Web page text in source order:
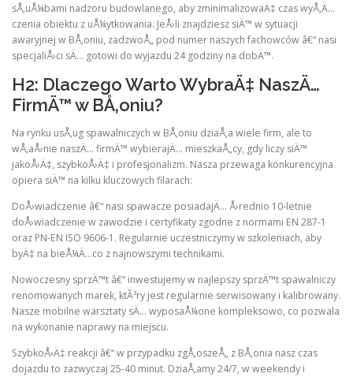
sÅ‚uÅ¼bami nadzoru budowlanego, aby zminimalizowaÄ‡ czas wyÅ‚Ä…
czenia obiektu z uÅ¼ytkowania. JeÅ›li znajdziesz siÄ™ w sytuacji
awaryjnej w BÅ‚oniu, zadzwoÅ„ pod numer naszych fachowców â€“ nasi
specjaliÅ›ci sÄ… gotowi do wyjazdu 24 godziny na dobÄ™.
H2: Dlaczego Warto WybraÄ‡ NaszÄ…
FirmÄ™ w BÅ‚oniu?
Na rynku usÅ‚ug spawalniczych w BÅ‚oniu dziaÅ‚a wiele firm, ale to
wÅ‚aÅ›nie naszÄ… firmÄ™ wybierajÄ… mieszkaÅ„cy, gdy liczy siÄ™
jakoÅ›Ä‡, szybkoÅ›Ä‡ i profesjonalizm. Nasza przewaga konkurencyjna
opiera siÄ™ na kilku kluczowych filarach:
DoÅ›wiadczenie â€“ nasi spawacze posiadajÄ… Å›rednio 10-letnie
doÅ›wiadczenie w zawodzie i certyfikaty zgodne z normami EN 287-1
oraz PN-EN ISO 9606-1. Regularnie uczestniczymy w szkoleniach, aby
byÄ‡ na bieÅ¼Ä…co z najnowszymi technikami.
Nowoczesny sprzÄ™t â€“ inwestujemy w najlepszy sprzÄ™t spawalniczy
renomowanych marek, ktÃ³ry jest regularnie serwisowany i kalibrowany.
Nasze mobilne warsztaty sÄ… wyposaÅ¼one kompleksowo, co pozwala
na wykonanie naprawy na miejscu.
SzybkoÅ›Ä‡ reakcji â€“ w przypadku zgÅ‚oszeÅ„ z BÅ‚onia nasz czas
dojazdu to zazwyczaj 25-40 minut. DziaÅ‚amy 24/7, w weekendy i